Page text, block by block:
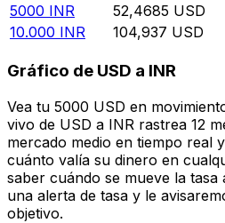
5000 INR 52,4685 USD
10.000 INR 104,937 USD
Gráfico de USD a INR
Vea tu 5000 USD en
vivo de USD a INR rastrea 12
mercado medio en tiempo real
cuánto valía su dinero en
saber cuándo se mueve la
una alerta de tasa y le
objetivo.